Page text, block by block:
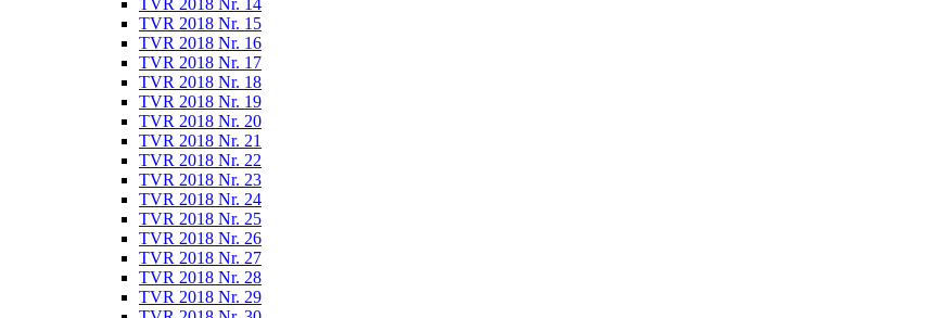
TVR 2018 Nr. 14
TVR 2018 Nr. 15
TVR 2018 Nr. 16
TVR 2018 Nr. 17
TVR 2018 Nr. 18
TVR 2018 Nr. 19
TVR 2018 Nr. 20
TVR 2018 Nr. 21
TVR 2018 Nr. 22
TVR 2018 Nr. 23
TVR 2018 Nr. 24
TVR 2018 Nr. 25
TVR 2018 Nr. 26
TVR 2018 Nr. 27
TVR 2018 Nr. 28
TVR 2018 Nr. 29